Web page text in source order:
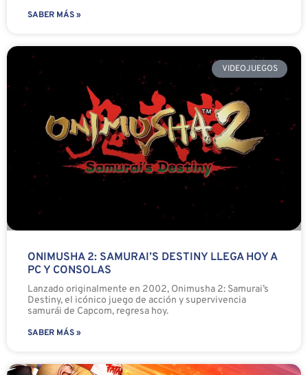
SABER MÁS »
VIDEOJUEGOS
ONIMUSHA 2: SAMURAI’S DESTINY LLEGA HOY A
PC Y CONSOLAS
Lanzado originalmente en 2002, Onimusha 2: Samurai’s
Destiny, el icónico juego de acción y supervivencia
samurái de Capcom, regresa hoy.
SABER MÁS »